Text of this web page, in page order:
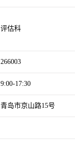
评估科
266003
9:00-17:30
青岛市京山路15号